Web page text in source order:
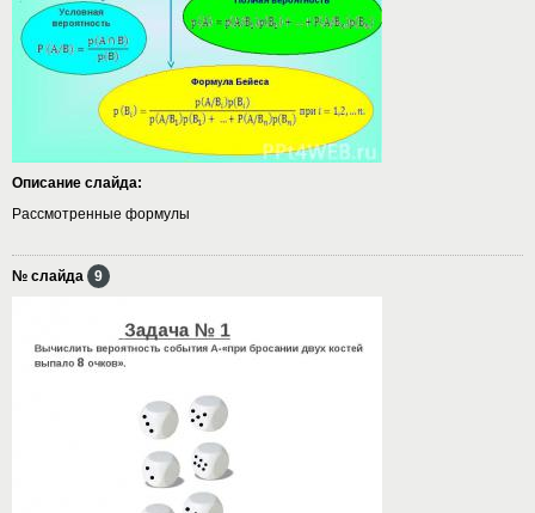
Описание слайда:
Рассмотренные формулы
№ слайда 9